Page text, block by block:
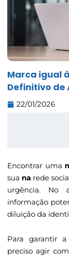
Marca igual
Definitivo de
22/01/2026
Encontrar uma
sua na rede
urgência. No
informação
diluição da
Para garantir a
preciso agir